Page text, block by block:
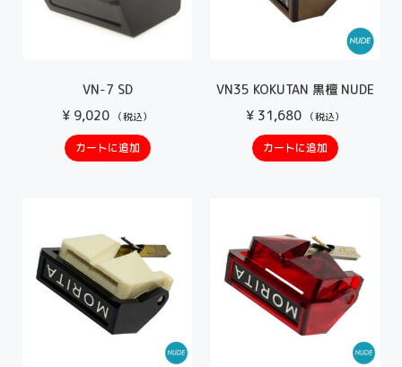
VN-7 SD
¥ 9,020 （税込）
カートに追加
VN35 KOKUTAN 黒檀 NUDE
¥31,680 （税込）
カートに追加